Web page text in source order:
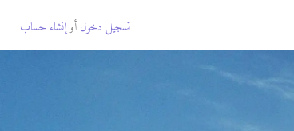
تسجيل دخول أوإنشاء حساب